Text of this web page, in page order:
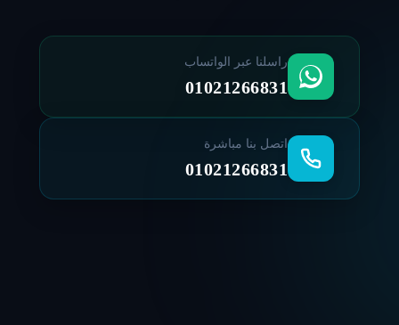
راسلنا عبر الواتساب
01021266831
اتصل بنا مباشرة
01021266831